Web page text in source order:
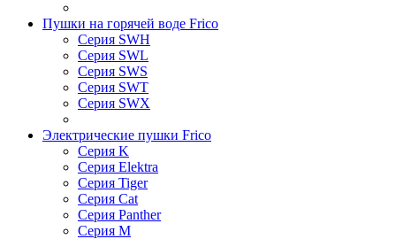
Пушки на горячей воде Frico
Серия SWH
Серия SWL
Серия SWS
Серия SWT
Серия SWX
Электрические пушки Frico
Серия K
Серия Elektra
Серия Tiger
Серия Cat
Серия Panther
Серия M